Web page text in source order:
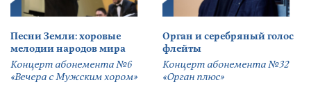
Песни Земли: хоровые
мелодии народов мира
Концерт абонемента №6
«Вечера с Мужским хором»
Орган и серебряный голос
флейты
Концерт абонемента №32
«Орган плюс»